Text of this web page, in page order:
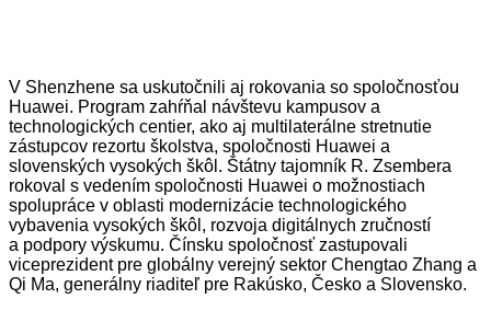
V Shenzhene sa uskutočnili aj rokovania so spoločnosťou
Huawei. Program zahŕňal návštevu kampusov a
technologických centier, ako aj multilaterálne stretnutie
zástupcov rezortu školstva, spoločnosti Huawei a
slovenských vysokých škôl. Štátny tajomník R. Zsembera
rokoval s vedením spoločnosti Huawei o možnostiach
spolupráce v oblasti modernizácie technologického
vybavenia vysokých škôl, rozvoja digitálnych zručností
a podpory výskumu. Čínsku spoločnosť zastupovali
viceprezident pre globálny verejný sektor Chengtao Zhang a
Qi Ma, generálny riaditeľ pre Rakúsko, Česko a Slovensko.